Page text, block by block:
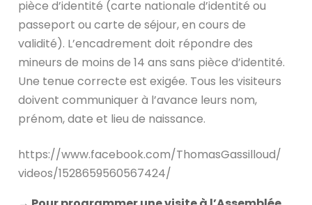
pièce d’identité (carte nationale d’identité ou
passeport ou carte de séjour, en cours de
validité). L’encadrement doit répondre des
mineurs de moins de 14 ans sans pièce d’identité.
Une tenue correcte est exigée. Tous les visiteurs
doivent communiquer à l’avance leurs nom,
prénom, date et lieu de naissance.
https://www.facebook.com/ThomasGassilloud/
videos/1528659560567424/